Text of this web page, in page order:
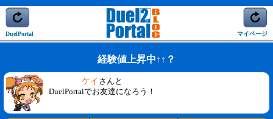
DuelPortal マイページ
経験値上昇中↑↑？
ケイ さんと
DuelPortalでお友達になろう！